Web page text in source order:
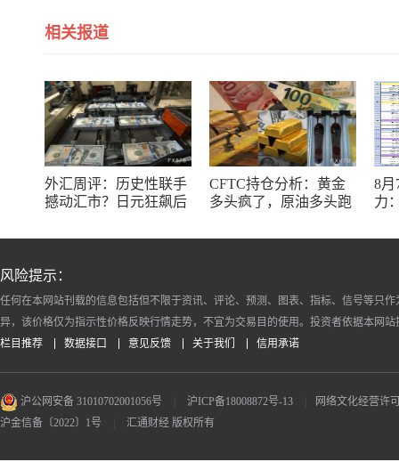
相关报道
外汇周评：历史性联手
撼动汇市？日元狂飙后
美元刷新七周低点
CFTC持仓分析：黄金
多头疯了，原油多头跑
8月
力
十
风险提示：
任何在本网站刊载的信息包括但不限于资讯、评论、预测、图表、指标、信号等只
异，该价格仅为指示性价格反映行情走势，不宜为交易目的使用。投资者依据本网
栏目推荐
数据接口 意见反馈 关于我们 信用承诺
沪公网安备 31010702001056号 沪ICP备18008872号-13
网络文化经营许
沪金信备〔2022〕1号
汇通财经 版权所有